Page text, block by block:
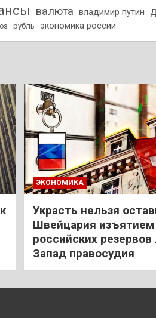
валюта владимир путин
рубль экономика россии
ЭКОНОМИКА
Украсть нельзя
Швейцария изъятием
российских
Запад правосудия